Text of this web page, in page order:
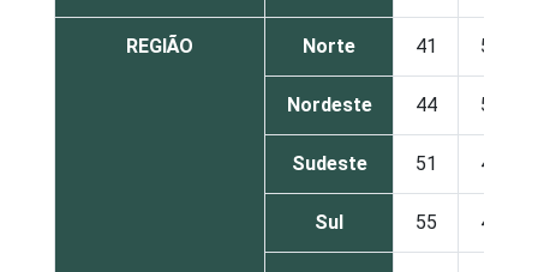
REGIÃO Norte 41 59
Nordeste 44 54
Sudeste 51 44
Sul 55 41